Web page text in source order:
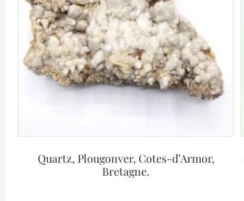
Quartz, Plougonver, Cotes-d’Armor,
Bretagne.